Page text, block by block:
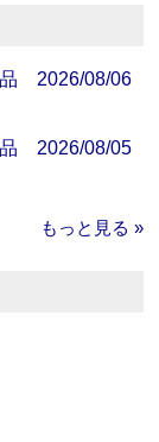
品 2026/08/06
品 2026/08/05
もっと見る »